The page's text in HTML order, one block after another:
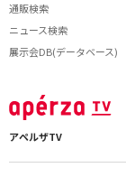
通販検索
ニュース検索
展示会DB(データベース)
アペルザTV